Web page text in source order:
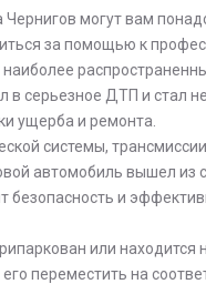
Чернигов могут вам
за помощью к
в серьезное ДТП и
ущерба и ремонта.
системы,
автомобиль вышел
безопасность и
или находится
переместить на